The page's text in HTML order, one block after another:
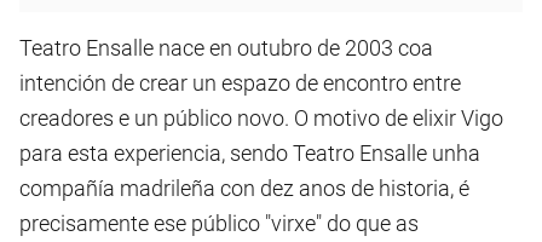
Teatro Ensalle nace en outubro de 2003 coa
intención de crear un espazo de encontro entre
creadores e un público novo. O motivo de elixir Vigo
para esta experiencia, sendo Teatro Ensalle unha
compañía madrileña con dez anos de historia, é
precisamente ese público "virxe" do que as